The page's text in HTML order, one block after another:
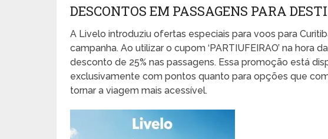
DESCONTOS EM PASSAGENS PARA
A Livelo introduziu ofertas especiais para voos para
campanha. Ao utilizar o cupom ‘PARTIUFEIRAO’ na hora
desconto de 25% nas passagens. Essa promoção está
exclusivamente com pontos quanto para opções que
tornar a viagem mais acessível.